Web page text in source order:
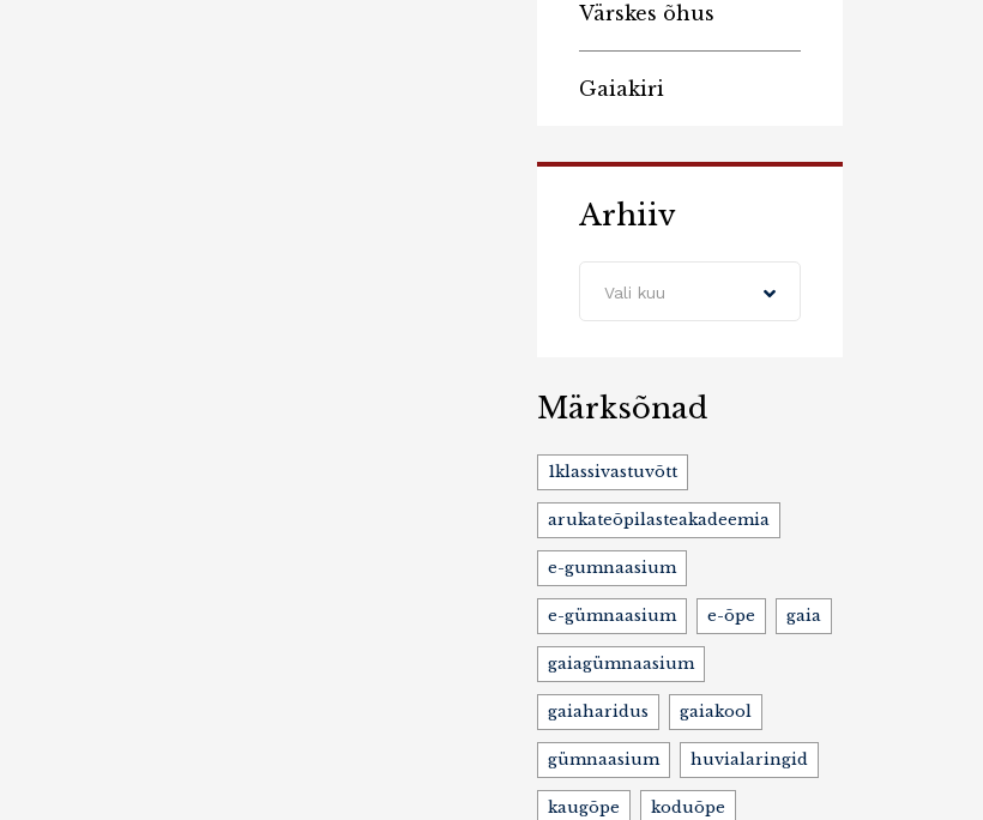
Värskes õhus
Gaiakiri
Arhiiv
Vali kuu
Märksõnad
1klassivastuvõtt
arukateõpilasteakadeemia
e-gumnaasium
e-gümnaasium e-õpe gaia
gaiagümnaasium
gaiaharidus gaiakool
gümnaasium huvialaringid
kaugõpe koduõpe